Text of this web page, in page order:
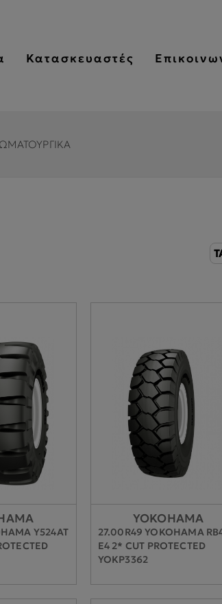
Κατασκευαστές
Y524AT
YOKOHAMA
27.00R49 YOKOHAMA
E4 2* CUT PROTECTED
YOKP3362